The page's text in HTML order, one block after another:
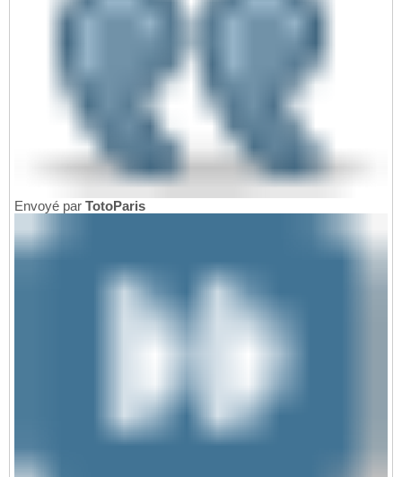
Envoyé par TotoParis